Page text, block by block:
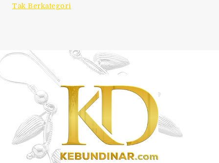
Tak Berkategori